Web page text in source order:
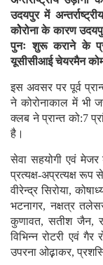
उदयपुर में
कोेरोना के कारण
पुनः शुरू कराने के
यूसीसीआई चेयरमैन
इस अवसर पर पूर्व
ने कोरोनाकाल में भी
क्लब ने प्रान्त को:7
है।
सेवा सहयोगी एवं मेजर
प्रत्यक्ष-अप्रत्यक्ष रूप
वीरेन्द्र सिरोया,
भटनागर, नक्षत्र
कुणावत, सतीश जैन,
विभिन्न रोटरी एवं
उपरना ओढ़़ाकर,